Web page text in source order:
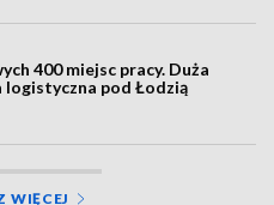
400 miejsc pracy. Duża
logistyczna pod Łodzią
WIĘCEJ